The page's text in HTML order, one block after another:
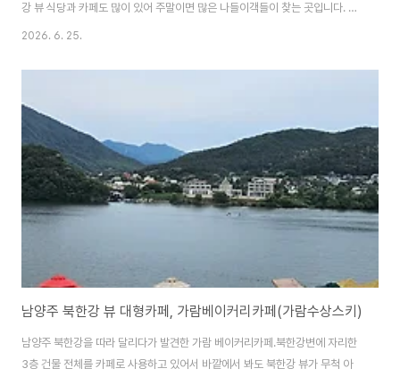
강 뷰 식당과 카페도 많이 있어 주말이면 많은 나들이객들이 찾는 곳입니다. 하
지만, 모처럼 북한강로를 다라 드라이브를 했는데 더워서 그런지 예전만큼 많
센터(하도하수처리장)에 있는 피아노폭포.동절기를 제와한 계절에 방문하면
센터(화도하수처리장) 진입로 화도 푸른물센터는 과거 화도하수처리장으로 불
리던 곳으로 혐오시설이라는 이미지를 벗어나기 위해 화도 푸른물센터로 바꿔
부르고 있습니다. 남양주시에서 사용한 하수를 정..
2026. 6. 25.
남양주 북한강 뷰 대형카페, 가람베이커리카페(가람수상스키)
남양주 북한강을 따라 달리다가 발견한 가람 베이커리카페.북한강변에 자리한
3층 건물 전체를 카페로 사용하고 있어서 바깥에서 봐도 북한강 뷰가 무척 아